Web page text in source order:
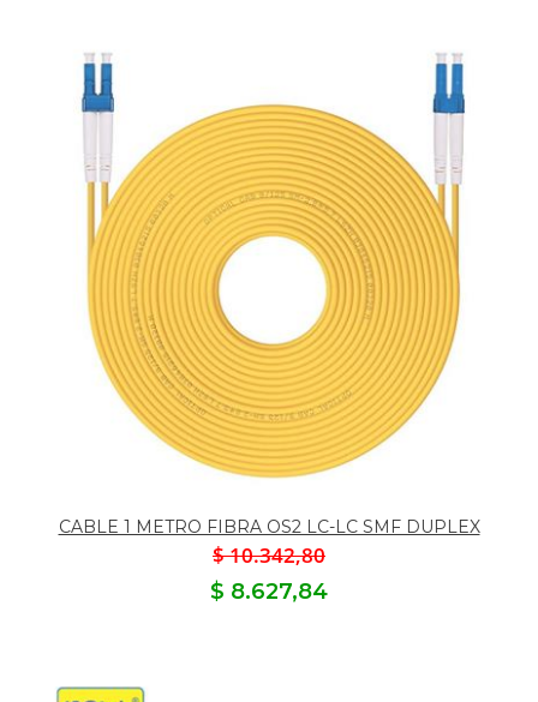
CABLE 1 METRO FIBRA OS2 LC-LC SMF DUPLEX
$ 10.342,80
$ 8.627,84